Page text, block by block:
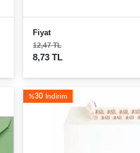
Fiyat
12,47 TL
8,73 TL
%30 İndirim